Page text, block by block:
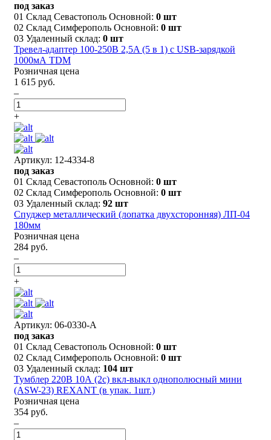
под заказ
01 Склад Севастополь Основной: 0 шт
02 Склад Симферополь Основной: 0 шт
03 Удаленный склад: 0 шт
Тревел-адаптер 100-250В 2,5A (5 в 1) c USB-зарядкой
1000мА TDM
Розничная цена
1 615 руб.
–
+
Артикул: 12-4334-8
под заказ
01 Склад Севастополь Основной: 0 шт
02 Склад Симферополь Основной: 0 шт
03 Удаленный склад: 92 шт
Спуджер металлический (лопатка двухсторонняя) ЛП-04
180мм
Розничная цена
284 руб.
–
+
Артикул: 06-0330-A
под заказ
01 Склад Севастополь Основной: 0 шт
02 Склад Симферополь Основной: 0 шт
03 Удаленный склад: 104 шт
Тумблер 220В 10А (2c) вкл-выкл однополюсный мини
(ASW-23) REXANT (в упак. 1шт.)
Розничная цена
354 руб.
–